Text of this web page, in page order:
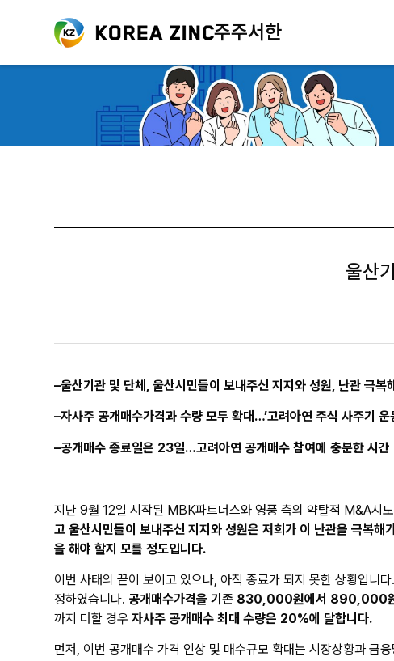
주주서한
울산
–울산기관 및 단체, 울산시민들이 보내주신 지지와 성원, 난관 극복
–자사주 공개매수가격과 수량 모두 확대…’고려아연 주식 사주기 운
–공개매수 종료일은 23일…고려아연 공개매수 참여에 충분한 시간
지난 9월 12일 시작된 MBK파트너스와 영풍 측의 약탈적 M&A시
고 울산시민들이 보내주신 지지와 성원은 저희가 이 난관을 극복해
을 해야 할지 모를 정도입니다.
이번 사태의 끝이 보이고 있으나, 아직 종료가 되지 못한 상황입니
정하였습니다. 공개매수가격을 기존 830,000원에서 890,000
까지 더할 경우자사주 공개매수 최대 수량은 20%에 달합니다.
먼저, 이번 공개매수 가격 인상 및 매수규모 확대는 시장상황과 금